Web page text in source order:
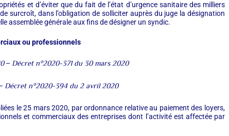
et d’éviter que du fait de l’état d’urgence sanitaire des milliers
surcroît, dans l’obligation de solliciter auprès du juge la désignation
assemblée générale aux fins de désigner un syndic.
ou professionnels
– Décret n°2020-371 du 30 mars 2020
Décret n°2020-394 du 2 avril 2020
le 25 mars 2020, par ordonnance relative au paiement des loyers,
et commerciaux des entreprises dont l’activité est affectée par